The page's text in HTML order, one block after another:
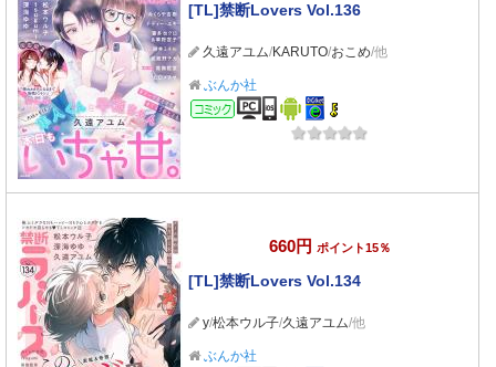
[TL]禁断Lovers Vol.136
久遠アユム/KARUTO/おこめ/他
ぶんか社
コミック
660円 ポイント15％
[TL]禁断Lovers Vol.134
y/松本ウル子/久遠アユム/他
ぶんか社